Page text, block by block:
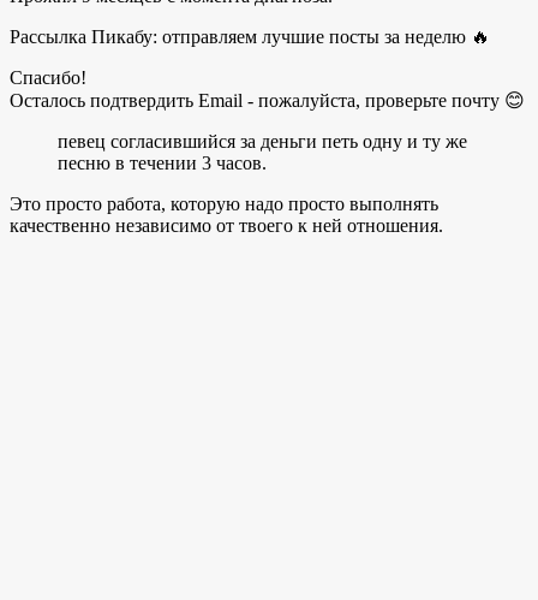
Рассылка Пикабу: отправляем лучшие посты за неделю 🔥
Спасибо!
Осталось подтвердить Email - пожалуйста, проверьте почту 😊
певец согласившийся за деньги петь одну и ту же
песню в течении 3 часов.
Это просто работа, которую надо просто выполнять
качественно независимо от твоего к ней отношения.